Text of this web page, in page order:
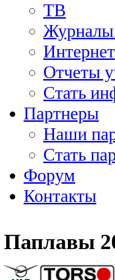
ТВ
Отчеты
Стать
Партнеры
Наши
Стать
Форум
Контакты
Паплавы